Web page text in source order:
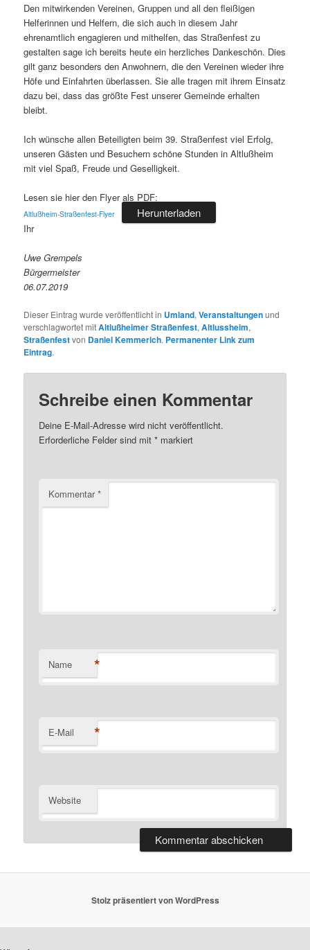
Den mitwirkenden Vereinen, Gruppen und all den fleißigen
Helferinnen und Helfern, die sich auch in diesem Jahr
ehrenamtlich engagieren und mithelfen, das Straßenfest zu
gestalten sage ich bereits heute ein herzliches Dankeschön. Dies
gilt ganz besonders den Anwohnern, die den Vereinen wieder ihre
Höfe und Einfahrten überlassen. Sie alle tragen mit ihrem Einsatz
dazu bei, dass das größte Fest unserer Gemeinde erhalten
bleibt.
Ich wünsche allen Beteiligten beim 39. Straßenfest viel Erfolg,
unseren Gästen und Besuchern schöne Stunden in Altlußheim
mit viel Spaß, Freude und Geselligkeit.
Lesen sie hier den Flyer als PDF:
Altlußheim-Straßenfest-Flyer Herunterladen
Ihr
Uwe Grempels
Bürgermeister
06.07.2019
Dieser Eintrag wurde veröffentlicht in Umland,Veranstaltungenund
verschlagwortet mitAltlußheimer Straßenfest,Altlussheim,
Straßenfestvon Daniel Kemmerich. Permanenter Link zum
Eintrag.
Schreibe einen Kommentar
Deine E-Mail-Adresse wird nicht veröffentlicht.
Erforderliche Felder sind mit* markiert
Kommentar*
Name *
E-Mail *
Website
Stolz präsentiert von WordPress